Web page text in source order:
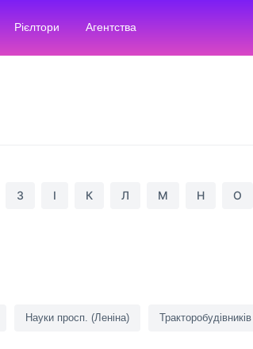
Рієлтори Агентства
З І К Л М Н О
Науки просп. (Леніна)